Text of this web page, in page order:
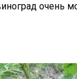
очень